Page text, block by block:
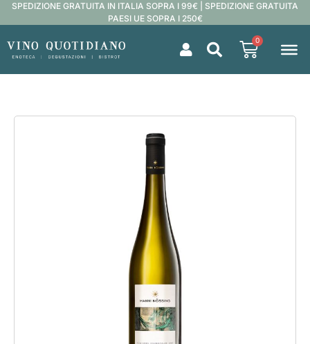
SPEDIZIONE GRATUITA IN ITALIA SOPRA I 99€ | SPEDIZIONE GRATUITA
PAESI UE SOPRA I 250€
0